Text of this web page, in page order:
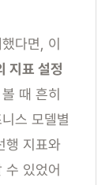
다면, 이
지표 설정
때 흔히
스 모델별
행 지표와
수 있었어